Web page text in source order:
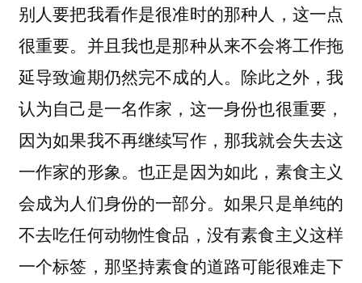
别人要把我看作是很准时的那种人，这一点
很重要。并且我也是那种从来不会将工作拖
延导致逾期仍然完不成的人。除此之外，我
认为自己是一名作家，这一身份也很重要，
因为如果我不再继续写作，那我就会失去这
一作家的形象。也正是因为如此，素食主义
会成为人们身份的一部分。如果只是单纯的
不去吃任何动物性食品，没有素食主义这样
一个标签，那坚持素食的道路可能很难走下